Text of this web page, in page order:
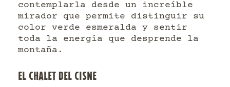
contemplarla desde un increíble
mirador que permite distinguir su
color verde esmeralda y sentir
toda la energía que desprende la
montaña.
EL CHALET DEL CISNE